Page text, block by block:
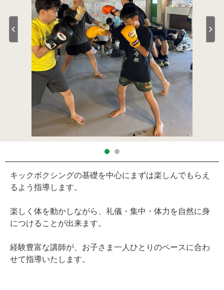
キックボクシングの基礎を中心にまずは楽しんでもらえ
るよう指導します。
楽しく体を動かしながら、礼儀・集中・体力を自然に身
につけることが出来ます。
経験豊富な講師が、お子さま一人ひとりのペースに合わ
せて指導いたします。